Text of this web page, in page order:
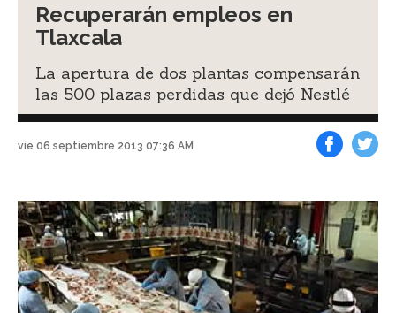
Recuperarán empleos en
Tlaxcala
La apertura de dos plantas compensarán
las 500 plazas perdidas que dejó Nestlé
vie 06 septiembre 2013 07:36 AM